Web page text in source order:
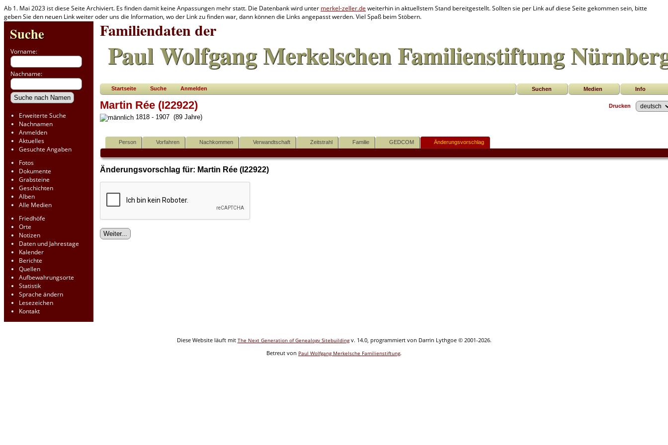
Ab 1. Mai 2023 ist diese Seite Archiviert. Es finden damit keine Anpassungen mehr statt. Die Datenbank wird unter merkel-zeller.de weiterhin in aktuellstem Stand bereitgestellt. Sollten sie per Link auf diese Seite gekommen sein, bitte
geben Sie den neuen Link weiter oder uns die Information, wo der Link zu finden war, dann können die Links angepasst werden. Viel Spaß beim Stöbern.
Suche
Vorname:
Nachname:
Erweiterte Suche
Nachnamen
Anmelden
Aktuelles
Gesuchte Angaben
Fotos
Dokumente
Grabsteine
Geschichten
Alben
Alle Medien
Friedhöfe
Orte
Notizen
Daten und Jahrestage
Kalender
Berichte
Quellen
Aufbewahrungsorte
Statistik
Sprache ändern
Lesezeichen
Kontakt
Familiendaten der
Paul Wolfgang Merkelschen Familienstiftung
Suchen Medien Info
Startseite Suche Anmelden
Drucken
Martin Rée (I22922)
1818 - 1907 (89 Jahre)
Person Vorfahren Nachkommen Verwandtschaft Zeitstrahl Familie GEDCOM Änderungsvorschlag
Änderungsvorschlag für: Martin Rée (I22922)
Diese Website läuft mit The Next Generation of Genealogy Sitebuildingv. 14.0, programmiert von Darrin Lythgoe © 2001-2026.
Betreut von Paul Wolfgang Merkelsche Familienstiftung.